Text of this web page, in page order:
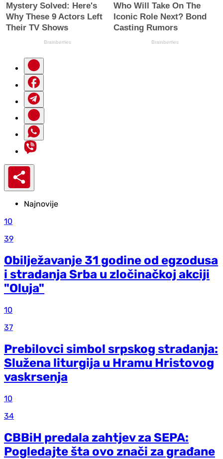
Najnovije
10
39
Obilježavanje 31 godine od egzodusa
i stradanja Srba u zločinačkoj akciji
"Oluja"
10
37
Prebilovci simbol srpskog stradanja:
Služena liturgija u Hramu Hristovog
vaskrsenja
10
34
CBBiH predala zahtjev za SEPA:
Pogledajte šta ovo znači za građane